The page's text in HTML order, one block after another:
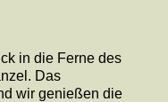
in die Ferne des
Das
wir genießen die